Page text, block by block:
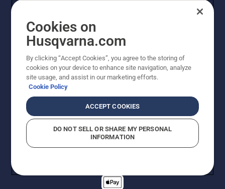
© Husqvarna AB (publ). Alle rechten voorbehouden. De
getoonde prijzen zijn consumentenadviesprijzen. Alle
tenzij het product beschikbaar is voor directe aankoop.
Cookiebeleid
Imprint
Meld vermoedelijke schendingen
Cookies on
Husqvarna.com
By clicking “Accept Cookies”, you agree to the storing of
cookies on your device to enhance site navigation, analyze
site usage, and assist in our marketing efforts.
Cookie Policy
ACCEPT COOKIES
DO NOT SELL OR SHARE MY PERSONAL
INFORMATION